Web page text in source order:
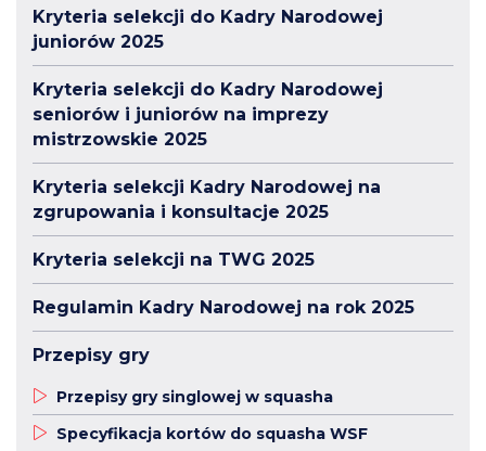
Kryteria selekcji do Kadry Narodowej
juniorów 2025
Kryteria selekcji do Kadry Narodowej
seniorów i juniorów na imprezy
mistrzowskie 2025
Kryteria selekcji Kadry Narodowej na
zgrupowania i konsultacje 2025
Kryteria selekcji na TWG 2025
Regulamin Kadry Narodowej na rok 2025
Przepisy gry
Przepisy gry singlowej w squasha
Specyfikacja kortów do squasha WSF